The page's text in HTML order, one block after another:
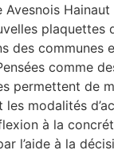
Avesnois
plaquettes
des communes
comme
permettent de
les modalités
à la
l’aide à la